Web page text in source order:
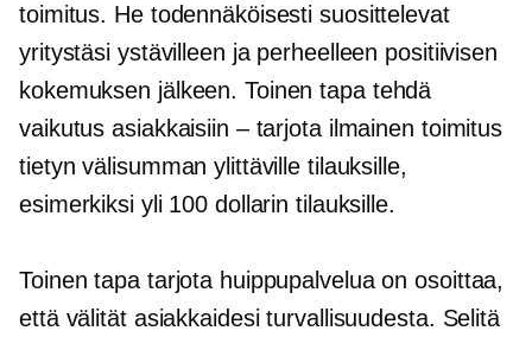
toimitus. He todennäköisesti suosittelevat
yritystäsi ystävilleen ja perheelleen positiivisen
kokemuksen jälkeen. Toinen tapa tehdä
vaikutus asiakkaisiin – tarjota ilmainen toimitus
tietyn välisumman ylittäville tilauksille,
esimerkiksi yli 100 dollarin tilauksille.
Toinen tapa tarjota huippupalvelua on osoittaa,
että välität asiakkaidesi turvallisuudesta. Selitä